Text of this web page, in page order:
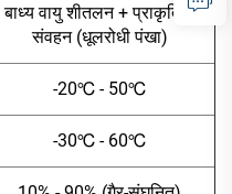
बाध्य वायु शीतलन + प्राकृतिक
संवहन (धूलरोधी पंखा)
-20℃ - 50℃
-30℃ - 60℃